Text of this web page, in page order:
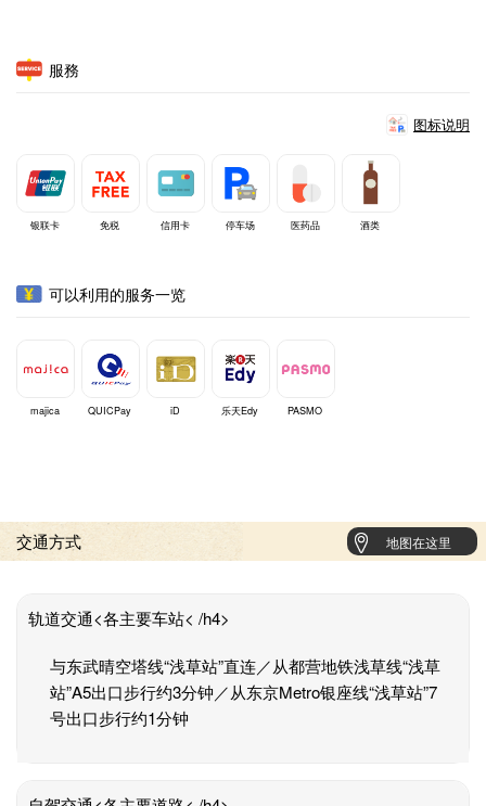
服務
图标说明
银联卡 免税 信用卡 停车场 医药品 酒类
可以利用的服务一览
majica QUICPay iD 乐天Edy PASMO
交通方式 地图在这里
轨道交通<各主要车站< /h4>
与东武晴空塔线“浅草站”直连／从都营地铁浅草线“浅草
站”A5出口步行约3分钟／从东京Metro银座线“浅草站”7
号出口步行约1分钟